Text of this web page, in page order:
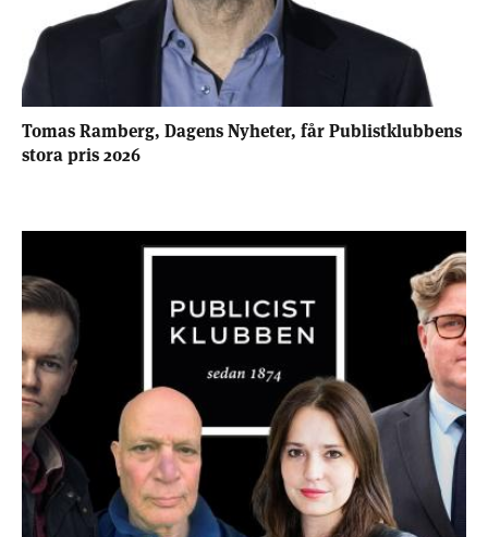
Tomas Ramberg, Dagens Nyheter, får Publistklubbens
stora pris 2026